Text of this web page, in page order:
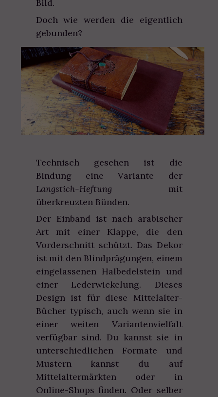
Bild.
Doch wie werden die eigentlich
gebunden?
Technisch gesehen ist die
Bindung eine Variante der
Langstich-Heftung mit
überkreuzten Bünden.
Der Einband ist nach arabischer
Art mit einer Klappe, die den
Vorderschnitt schützt. Das Dekor
ist mit den Blindprägungen, einem
eingelassenen Halbedelstein und
einer Lederwickelung. Dieses
Design ist für diese Mittelalter-
Bücher typisch, auch wenn sie in
einer weiten Variantenvielfalt
verfügbar sind. Du kannst sie in
unterschiedlichen Formate und
Mustern kannst du auf
Mittelaltermärkten oder in
Online-Shops finden. Oder selber